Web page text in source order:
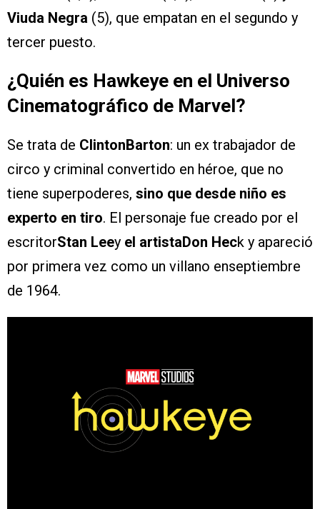
Viuda Negra (5), que empatan en el segundo y
tercer puesto.
¿Quién es Hawkeye en el Universo
Cinematográfico de Marvel?
Se trata de ClintonBarton: un ex trabajador de
circo y criminal convertido en héroe, que no
tiene superpoderes, sino que desde niño es
experto en tiro. El personaje fue creado por el
escritorStan Leey el artistaDon Heck y apareció
por primera vez como un villano enseptiembre
de 1964.